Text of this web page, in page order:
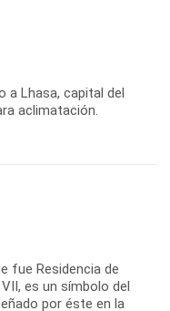
a Lhasa, capital del
aclimatación.
fue Residencia de
es un símbolo del
por éste en la